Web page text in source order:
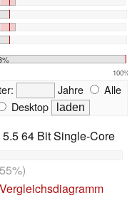
100%
Jahre
Alle
Desktop
64 Bit Single-Core